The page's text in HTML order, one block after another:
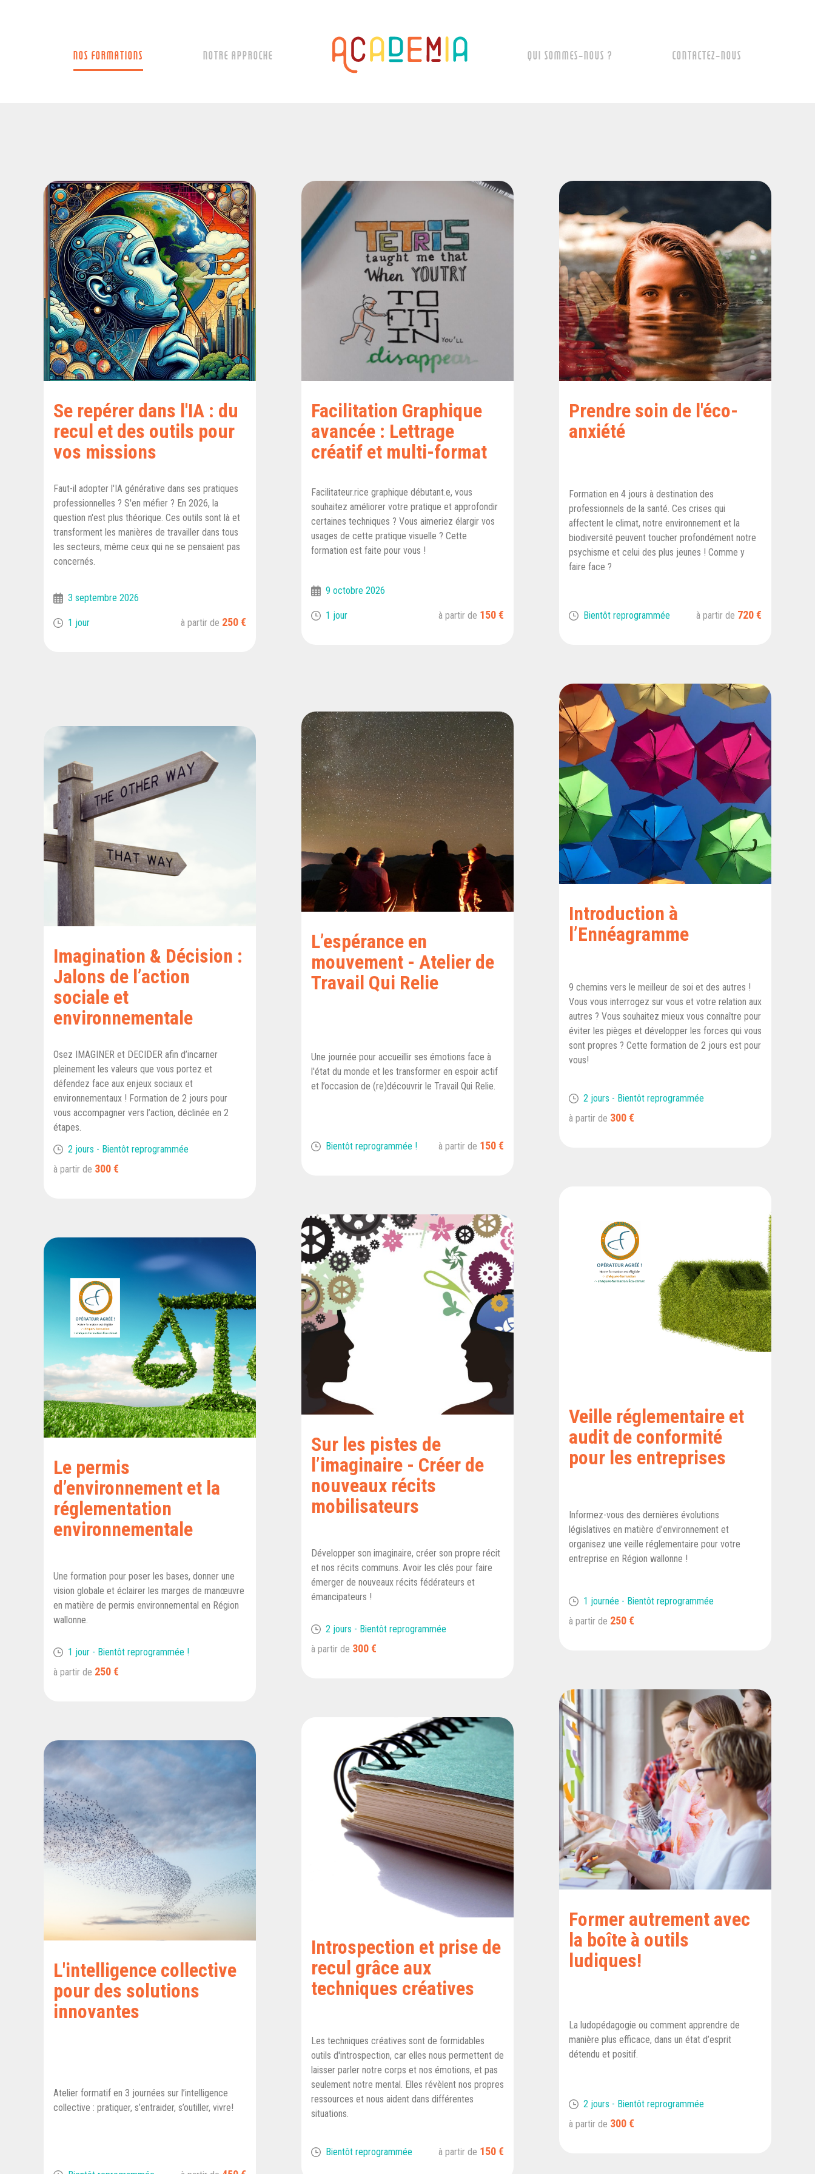
NOS FORMATIONS NOTRE APPROCHE QUI SOMMES-NOUS ? CONTACTEZ-NOUS
Se repérer dans l'IA : du
recul et des outils pour
vos missions
Faut-il adopter l'IA générative dans ses pratiques
professionnelles ? S'en méfier ? En 2026, la
question n'est plus théorique. Ces outils sont là et
transforment les manières de travailler dans tous
les secteurs, même ceux qui ne se pensaient pas
concernés.
3 septembre 2026
1 jour à partir de 250 €
Facilitation Graphique
avancée : Lettrage
créatif et multi-format
Facilitateur.rice graphique débutant.e, vous
souhaitez améliorer votre pratique et approfondir
certaines techniques ? Vous aimeriez élargir vos
usages de cette pratique visuelle ? Cette
formation est faite pour vous !
9 octobre 2026
1 jour à partir de 150 €
Prendre soin de l'éco-
anxiété
Formation en 4 jours à destination des
professionnels de la santé. Ces crises qui
affectent le climat, notre environnement et la
biodiversité peuvent toucher profondément notre
psychisme et celui des plus jeunes ! Comme y
faire face ?
Bientôt reprogrammée à partir de 720 €
Imagination & Décision :
Jalons de l’action
sociale et
environnementale
Osez IMAGINER et DECIDER afin d’incarner
pleinement les valeurs que vous portez et
défendez face aux enjeux sociaux et
environnementaux ! Formation de 2 jours pour
vous accompagner vers l’action, déclinée en 2
étapes.
2 jours - Bientôt reprogrammée
à partir de 300 €
L’espérance en
mouvement - Atelier de
Travail Qui Relie
Une journée pour accueillir ses émotions face à
l'état du monde et les transformer en espoir actif
et l’occasion de (re)découvrir le Travail Qui Relie.
Bientôt reprogrammée ! à partir de 150 €
Introduction à
l’Ennéagramme
9 chemins vers le meilleur de soi et des autres !
Vous vous interrogez sur vous et votre relation aux
autres ? Vous souhaitez mieux vous connaître pour
éviter les pièges et développer les forces qui vous
sont propres ? Cette formation de 2 jours est pour
vous!
2 jours - Bientôt reprogrammée
à partir de 300 €
Le permis
d’environnement et la
réglementation
environnementale
Une formation pour poser les bases, donner une
vision globale et éclairer les marges de manœuvre
en matière de permis environnemental en Région
wallonne.
1 jour - Bientôt reprogrammée !
à partir de 250 €
Sur les pistes de
l’imaginaire - Créer de
nouveaux récits
mobilisateurs
Développer son imaginaire, créer son propre récit
et nos récits communs. Avoir les clés pour faire
émerger de nouveaux récits fédérateurs et
émancipateurs !
2 jours - Bientôt reprogrammée
à partir de 300 €
Veille réglementaire et
audit de conformité
pour les entreprises
Informez-vous des dernières évolutions
législatives en matière d’environnement et
organisez une veille réglementaire pour votre
entreprise en Région wallonne !
1 journée - Bientôt reprogrammée
à partir de 250 €
L'intelligence collective
pour des solutions
innovantes
Atelier formatif en 3 journées sur l’intelligence
collective : pratiquer, s’entraider, s’outiller, vivre!
Introspection et prise de
recul grâce aux
techniques créatives
Les techniques créatives sont de formidables
outils d'introspection, car elles nous permettent de
laisser parler notre corps et nos émotions, et pas
seulement notre mental. Elles révèlent nos propres
ressources et nous aident dans différentes
situations.
Bientôt reprogrammée à partir de 150 €
Former autrement avec
la boîte à outils
ludiques!
La ludopédagogie ou comment apprendre de
manière plus efficace, dans un état d’esprit
détendu et positif.
2 jours - Bientôt reprogrammée
à partir de 300 €